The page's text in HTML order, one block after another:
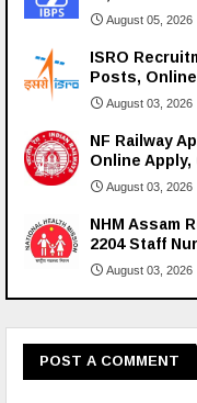
August 05, 2026
ISRO
Posts,
August 03, 2026
NF Railway
Online Apply,
August 03, 2026
NHM Assam
2204 Staff
August 03, 2026
POST A COMMENT